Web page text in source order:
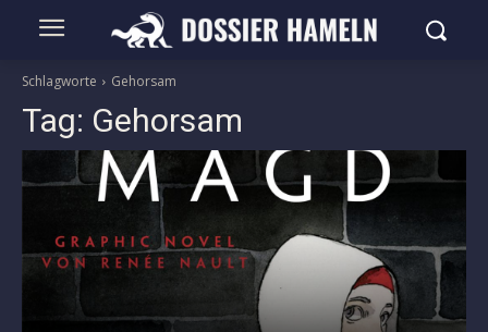
Schlagworte Gehorsam
Tag: Gehorsam